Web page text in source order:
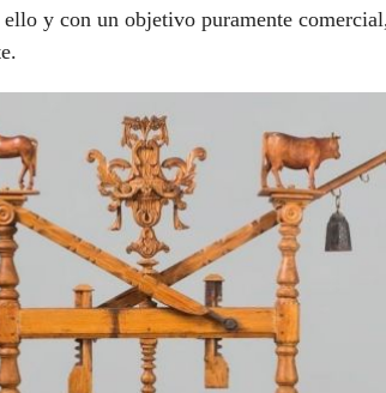
y con un objetivo puramente